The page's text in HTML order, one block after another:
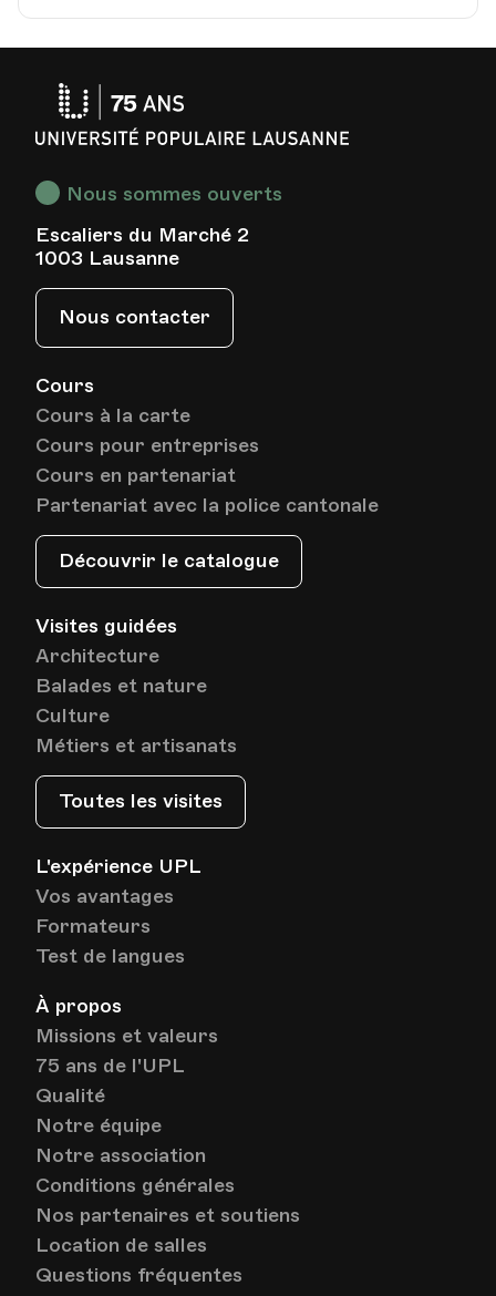
Cours
Cours à la carte
Cours pour entreprises
Cours en partenariat
Partenariat avec la police cantonale
Découvrir le catalogue
Visites guidées
Architecture
Balades et nature
Culture
Métiers et artisanats
Toutes les visites
L'expérience UPL
Vos avantages
Formateurs
Test de langues
À propos
Missions et valeurs
75 ans de l'UPL
Qualité
Notre équipe
Notre association
Conditions générales
Nos partenaires et soutiens
Location de salles
Questions fréquentes
Nous sommes ouverts
Escaliers du Marché 2
1003 Lausanne
Nous contacter